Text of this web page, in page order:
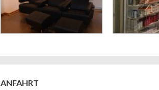
ANFAHRT